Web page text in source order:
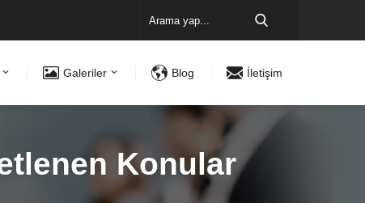
Galeriler Blog İletişim
Konular